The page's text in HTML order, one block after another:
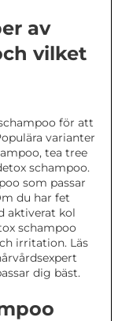
av
vilket
för att
varianter
tea tree
schampoo.
som passar
du har fet
aktiverat kol
schampoo
irritation. Läs
dig bäst.